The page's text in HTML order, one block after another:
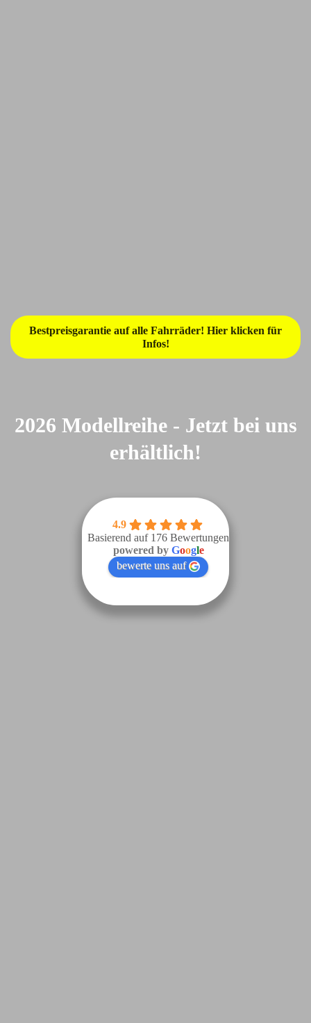
Bestpreisgarantie auf alle Fahrräder! Hier klicken für
Infos!
2026 Modellreihe - Jetzt bei uns
erhältlich!
4.9
Basierend auf 176 Bewertungen
powered by Google
bewerte uns auf